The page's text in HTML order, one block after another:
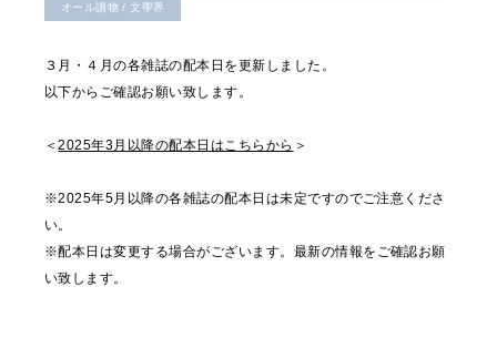
オール讀物 / 文學界
３月・４月の各雑誌の配本日を更新しました。
以下からご確認お願い致します。
＜2025年3月以降の配本日はこちらから ＞
※2025年5月以降の各雑誌の配本日は未定ですのでご注意くださ
い。
※配本日は変更する場合がございます。最新の情報をご確認お願
い致します。